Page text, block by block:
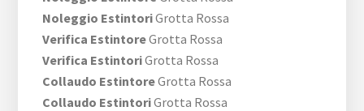
Noleggio EstintoriGrotta Rossa
Verifica EstintoreGrotta Rossa
Verifica EstintoriGrotta Rossa
Collaudo EstintoreGrotta Rossa
Collaudo EstintoriGrotta Rossa